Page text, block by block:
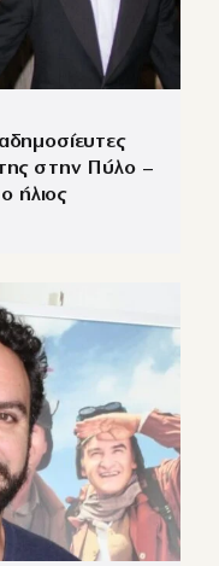
στην Πύλο –
ήλιος